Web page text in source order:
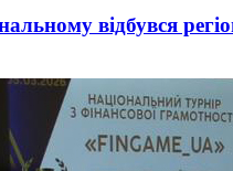
відбувся